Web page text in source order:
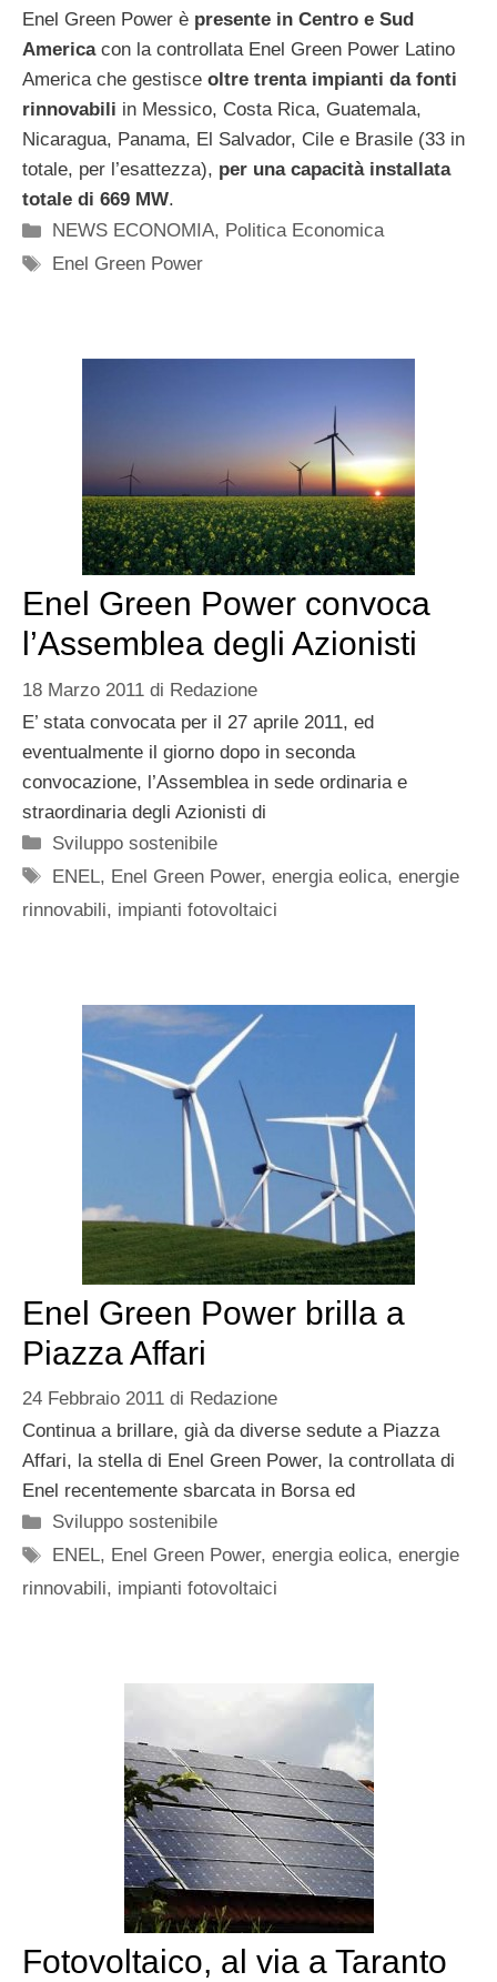
Enel Green Power è presente in Centro e Sud
America con la controllata Enel Green Power Latino
America che gestisce oltre trenta impianti da fonti
rinnovabili in Messico, Costa Rica, Guatemala,
Nicaragua, Panama, El Salvador, Cile e Brasile (33 in
totale, per l’esattezza), per una capacità installata
totale di 669 MW.
Categorie
NEWS ECONOMIA, Politica Economica
Tag
Enel Green Power
Enel Green Power convoca
l’Assemblea degli Azionisti
18 Marzo 2011 di Redazione
E’ stata convocata per il 27 aprile 2011, ed
eventualmente il giorno dopo in seconda
convocazione, l’Assemblea in sede ordinaria e
straordinaria degli Azionisti di
Categorie
Sviluppo sostenibile
Tag
ENEL, Enel Green Power,energia eolica,energie
rinnovabili, impianti fotovoltaici
Enel Green Power brilla a
Piazza Affari
24 Febbraio 2011 di Redazione
Continua a brillare, già da diverse sedute a Piazza
Affari, la stella di Enel Green Power, la controllata di
Enel recentemente sbarcata in Borsa ed
Categorie
Sviluppo sostenibile
Tag
ENEL, Enel Green Power,energia eolica,energie
rinnovabili, impianti fotovoltaici
Fotovoltaico, al via a Taranto